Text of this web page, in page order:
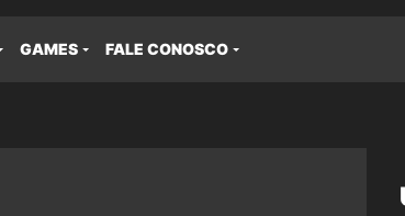
GAMES FALE CONOSCO